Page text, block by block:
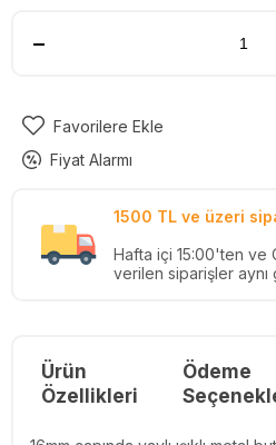
Favorilere Ekle
Fiyat Alarmı
1500 TL ve üzeri
Hafta içi 15:00'ten ve
verilen siparişler
Ürün
Özellikleri
Ödeme